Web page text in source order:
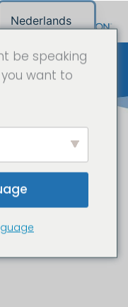
-
in 6K
en
bij Graz
be speaking
want to
Nederlands